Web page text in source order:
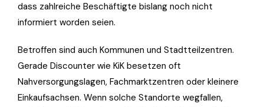
dass zahlreiche Beschäftigte bislang noch nicht
informiert worden seien.
Betroffen sind auch Kommunen und Stadtteilzentren.
Gerade Discounter wie KiK besetzen oft
Nahversorgungslagen, Fachmarktzentren oder kleinere
Einkaufsachsen. Wenn solche Standorte wegfallen,